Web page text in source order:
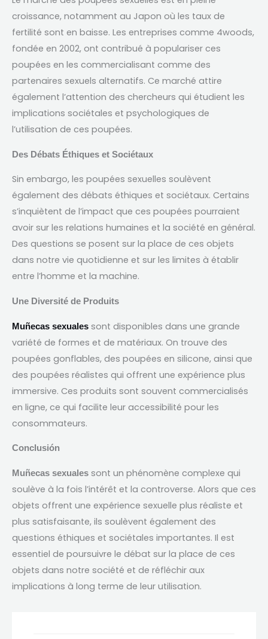
croissance, notamment au Japon où les taux de
fertilité sont en baisse. Les entreprises comme 4woods,
fondée en 2002, ont contribué à populariser ces
poupées en les commercialisant comme des
partenaires sexuels alternatifs. Ce marché attire
également l’attention des chercheurs qui étudient les
implications sociétales et psychologiques de
l’utilisation de ces poupées.
Des Débats Éthiques et Sociétaux
Sin embargo, les poupées sexuelles soulèvent
également des débats éthiques et sociétaux. Certains
s’inquiètent de l’impact que ces poupées pourraient
avoir sur les relations humaines et la société en général.
Des questions se posent sur la place de ces objets
dans notre vie quotidienne et sur les limites à établir
entre l’homme et la machine.
Une Diversité de Produits
Muñecas sexuales sont disponibles dans une grande
variété de formes et de matériaux. On trouve des
poupées gonflables, des poupées en silicone, ainsi que
des poupées réalistes qui offrent une expérience plus
immersive. Ces produits sont souvent commercialisés
en ligne, ce qui facilite leur accessibilité pour les
consommateurs.
Conclusión
Muñecas sexuales sont un phénomène complexe qui
soulève à la fois l’intérêt et la controverse. Alors que ces
objets offrent une expérience sexuelle plus réaliste et
plus satisfaisante, ils soulèvent également des
questions éthiques et sociétales importantes. Il est
essentiel de poursuivre le débat sur la place de ces
objets dans notre société et de réfléchir aux
implications à long terme de leur utilisation.